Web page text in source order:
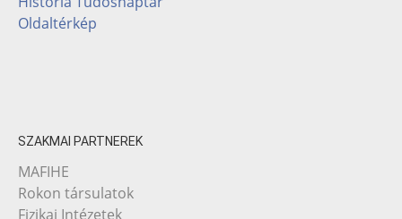
Oldaltérkép
SZAKMAI PARTNEREK
MAFIHE
Rokon társulatok
Fizikai Intézetek